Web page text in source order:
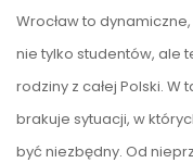
Wrocław to
nie tylko studentów, ale
rodziny z całej Polski.
brakuje sytuacji, w
być niezbędny. Od